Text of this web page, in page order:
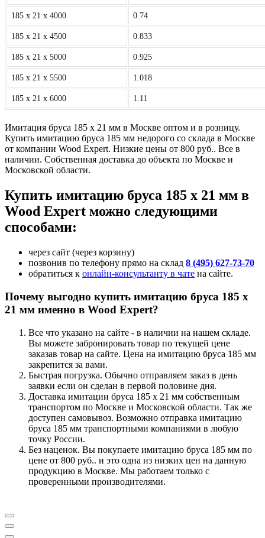
185 x 21 x 4000 0.74
185 x 21 x 4500 0.833
185 x 21 x 5000 0.925
185 x 21 x 5500 1.018
185 x 21 x 6000 1.11
Имитация бруса 185 х 21 мм в Москве оптом и в розницу.
Купить имитацию бруса 185 мм недорого со склада в Москве
от компании Wood Expert. Низкие цены от 800 руб.. Все в
наличии. Собственная доставка до объекта по Москве и
Московской области.
Купить имитацию бруса 185 х 21 мм в
Wood Expert можно следующими
способами:
через сайт (через корзину)
позвонив по телефону прямо на склад 8 (495) 627-73-70
обратиться к онлайн-консультанту в чате на сайте.
Почему выгодно купить имитацию бруса 185 х
21 мм именно в Wood Expert?
Все что указано на сайте - в наличии на нашем складе.
Вы можете забронировать товар по текущей цене
заказав товар на сайте. Цена на имитацию бруса 185 мм
закрепится за вами.
Быстрая погрузка. Обычно отправляем заказ в день
заявки если он сделан в первой половине дня.
Доставка имитации бруса 185 х 21 мм собственным
транспортом по Москве и Московской области. Так же
доступен самовывоз. Возможно отправка имитацию
бруса 185 мм транспортными компаниями в любую
точку России.
Без наценок. Вы покупаете имитацию бруса 185 мм по
цене от 800 руб.. и это одна из низких цен на данную
продукцию в Москве. Мы работаем только с
проверенными производителями.